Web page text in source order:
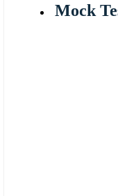
Mock